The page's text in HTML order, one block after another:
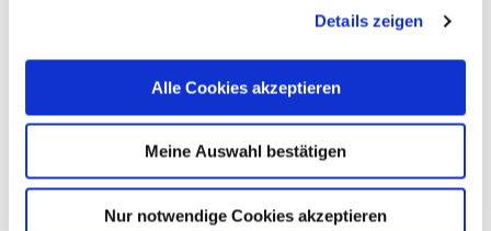
Details zeigen
Alle Cookies akzeptieren
Meine Auswahl bestätigen
Nur notwendige Cookies akzeptieren
Strukturierte Einarbeitung und klare
Zuständigkeiten
Moderne Arbeitsmittel für eine effiziente